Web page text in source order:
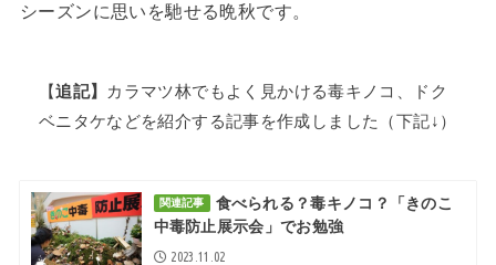
シーズンに思いを馳せる晩秋です。
【追記】
カラマツ林でもよく見かける毒キノコ、ドク
ベニタケなどを紹介する記事を作成しました（下記↓）
関連記事
食べられる？毒キノコ？「きのこ
中毒防止展示会」でお勉強
2023.11.02